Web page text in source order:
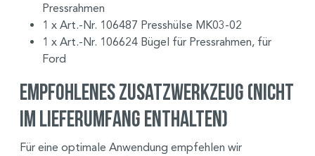
Pressrahmen
1 x Art.-Nr. 106487 Presshülse MK03-02
1 x Art.-Nr. 106624 Bügel für Pressrahmen, für
Ford
Empfohlenes Zusatzwerkzeug (nicht
im Lieferumfang enthalten)
Für eine optimale Anwendung empfehlen wir